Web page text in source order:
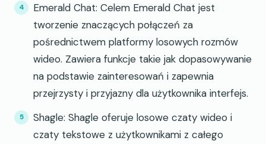
Emerald Chat: Celem Emerald Chat jest
tworzenie znaczących połączeń za
pośrednictwem platformy losowych rozmów
wideo. Zawiera funkcje takie jak dopasowywanie
na podstawie zainteresowań i zapewnia
przejrzysty i przyjazny dla użytkownika interfejs.
Shagle: Shagle oferuje losowe czaty wideo i
czaty tekstowe z użytkownikami z całego